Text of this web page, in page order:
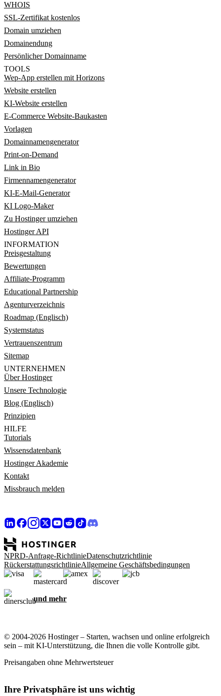
WHOIS
SSL-Zertifikat kostenlos
Domain umziehen
Domainendung
Persönlicher Domainname
TOOLS
Wep-App erstellen mit Horizons
Website erstellen
KI-Website erstellen
E-Commerce Website-Baukasten
Vorlagen
Domainnamengenerator
Print-on-Demand
Link in Bio
Firmennamengenerator
KI-E-Mail-Generator
KI Logo-Maker
Zu Hostinger umziehen
Hostinger API
INFORMATION
Preisgestaltung
Bewertungen
Affiliate-Programm
Educational Partnership
Agenturverzeichnis
Roadmap (Englisch)
Systemstatus
Vertrauenszentrum
Sitemap
UNTERNEHMEN
Über Hostinger
Unsere Technologie
Blog (Englisch)
Prinzipien
HILFE
Tutorials
Wissensdatenbank
Hostinger Akademie
Kontakt
Missbrauch melden
NPRD-Anfrage-RichtlinieDatenschutzrichtlinie
RückerstattungsrichtlinieAllgemeine Geschäftsbedingungen
und mehr
© 2004-2026 Hostinger – Starten, wachsen und online erfolgreich
sein – mit KI-Unterstützung, die Ihnen die volle Kontrolle gibt.
Preisangaben ohne Mehrwertsteuer
Ihre Privatsphäre ist uns wichtig